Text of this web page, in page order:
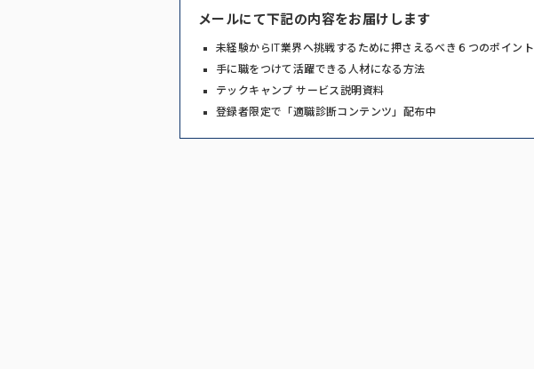
メールにて下記の内容をお届けします
未経験からIT業界へ挑戦するために押さえるべき６つのポイント
手に職をつけて活躍できる人材になる方法
テックキャンプ サービス説明資料
登録者限定で「適職診断コンテンツ」配布中